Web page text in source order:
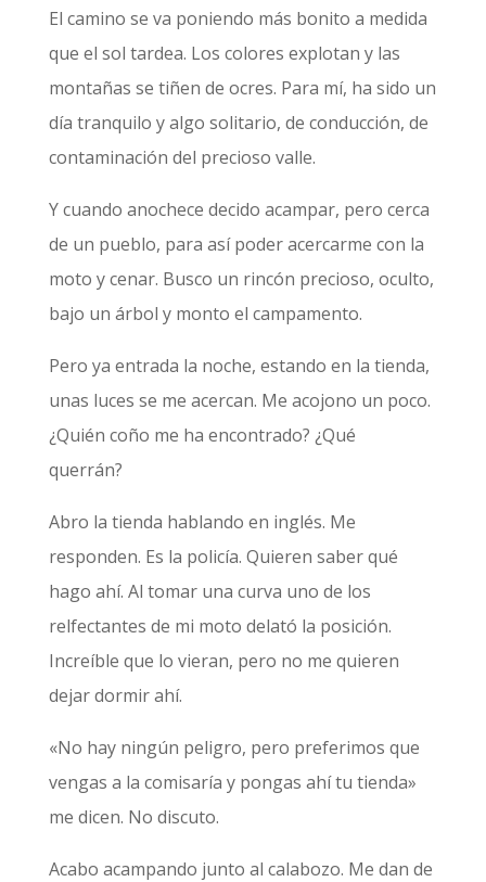
El camino se va poniendo más bonito a medida
que el sol tardea. Los colores explotan y las
montañas se tiñen de ocres. Para mí, ha sido un
día tranquilo y algo solitario, de conducción, de
contaminación del precioso valle.
Y cuando anochece decido acampar, pero cerca
de un pueblo, para así poder acercarme con la
moto y cenar. Busco un rincón precioso, oculto,
bajo un árbol y monto el campamento.
Pero ya entrada la noche, estando en la tienda,
unas luces se me acercan. Me acojono un poco.
¿Quién coño me ha encontrado? ¿Qué
querrán?
Abro la tienda hablando en inglés. Me
responden. Es la policía. Quieren saber qué
hago ahí. Al tomar una curva uno de los
relfectantes de mi moto delató la posición.
Increíble que lo vieran, pero no me quieren
dejar dormir ahí.
«No hay ningún peligro, pero preferimos que
vengas a la comisaría y pongas ahí tu tienda»
me dicen. No discuto.
Acabo acampando junto al calabozo. Me dan de